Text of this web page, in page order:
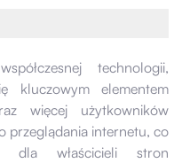
technologii,
kluczowym elementem
więcej użytkowników
przeglądania internetu, co
dla właścicieli stron